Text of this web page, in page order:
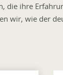
die ihre
wir, wie der